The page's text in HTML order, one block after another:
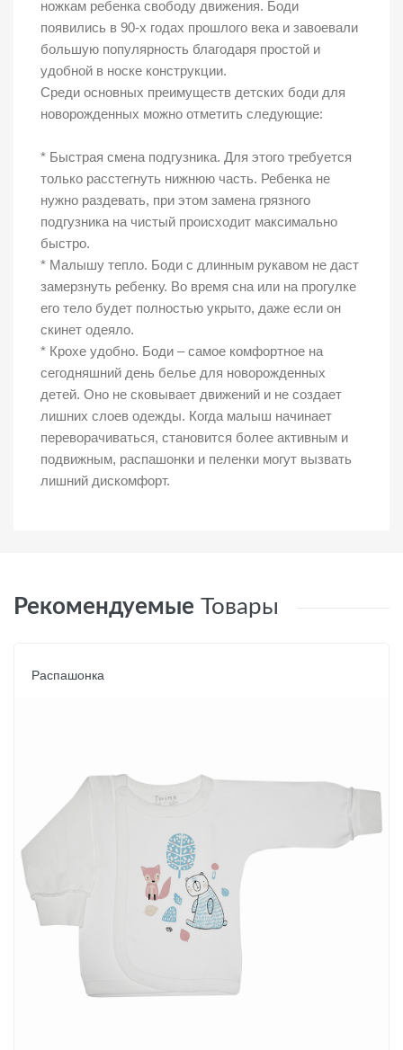
ножкам ребенка свободу движения. Боди
появились в 90-х годах прошлого века и завоевали
большую популярность благодаря простой и
удобной в носке конструкции.
Среди основных преимуществ детских боди для
новорожденных можно отметить следующие:
* Быстрая смена подгузника. Для этого требуется
только расстегнуть нижнюю часть. Ребенка не
нужно раздевать, при этом замена грязного
подгузника на чистый происходит максимально
быстро.
* Малышу тепло. Боди с длинным рукавом не даст
замерзнуть ребенку. Во время сна или на прогулке
его тело будет полностью укрыто, даже если он
скинет одеяло.
* Крохе удобно. Боди – самое комфортное на
сегодняшний день белье для новорожденных
детей. Оно не сковывает движений и не создает
лишних слоев одежды. Когда малыш начинает
переворачиваться, становится более активным и
подвижным, распашонки и пеленки могут вызвать
лишний дискомфорт.
Рекомендуемые Товары
Распашонка